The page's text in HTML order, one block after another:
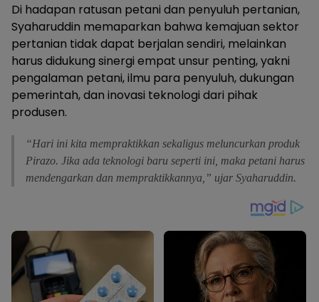
Di hadapan ratusan petani dan penyuluh pertanian,
Syaharuddin memaparkan bahwa kemajuan sektor
pertanian tidak dapat berjalan sendiri, melainkan
harus didukung sinergi empat unsur penting, yakni
pengalaman petani, ilmu para penyuluh, dukungan
pemerintah, dan inovasi teknologi dari pihak
produsen.
“Hari ini kita mempraktikkan sekaligus meluncurkan produk
Pirazo. Jika ada teknologi baru seperti ini, maka petani harus
mendengarkan dan mempraktikkannya,” ujar Syaharuddin.